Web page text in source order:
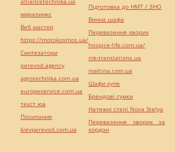
миралинкс
Веб мастер
https://motokosmos.ua/
Синтезатори
perevod.agency
agrotechnika.com.ua
europeservice.com.ua
текст юа
Посилання
kievperevod.com.ua
Підготовка до НМТ / ЗНО
Винна шафа
Перевезення хворих
hospice-life.com.ua/
mk-translations.ua
maltina.com.ua
Шафи купе
Брендові сумки
Натяжні стелі Nova Stelya
Перевезення хворих за
кордон